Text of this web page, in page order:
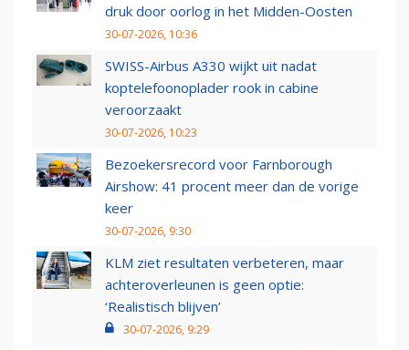
druk door oorlog in het Midden-Oosten
30-07-2026, 10:36
SWISS-Airbus A330 wijkt uit nadat
koptelefoonoplader rook in cabine
veroorzaakt
30-07-2026, 10:23
Bezoekersrecord voor Farnborough
Airshow: 41 procent meer dan de vorige
keer
30-07-2026, 9:30
KLM ziet resultaten verbeteren, maar
achteroverleunen is geen optie:
‘Realistisch blijven’
30-07-2026, 9:29